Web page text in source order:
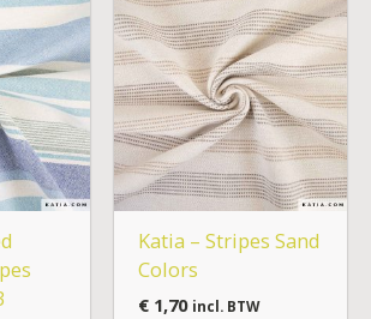
Katia – Stripes Sand
Colors
€1,70 incl. BTW